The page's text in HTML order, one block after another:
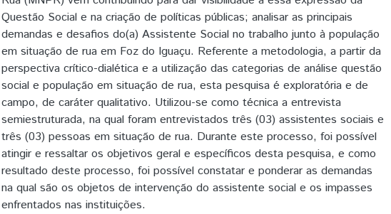
Questão Social e na criação de políticas públicas; analisar as principais
demandas e desafios do(a) Assistente Social no trabalho junto à população
em situação de rua em Foz do Iguaçu. Referente a metodologia, a partir da
perspectiva crítico-dialética e a utilização das categorias de análise questão
social e população em situação de rua, esta pesquisa é exploratória e de
campo, de caráter qualitativo. Utilizou-se como técnica a entrevista
semiestruturada, na qual foram entrevistados três (03) assistentes sociais e
três (03) pessoas em situação de rua. Durante este processo, foi possível
atingir e ressaltar os objetivos geral e específicos desta pesquisa, e como
resultado deste processo, foi possível constatar e ponderar as demandas
na qual são os objetos de intervenção do assistente social e os impasses
enfrentados nas instituições.